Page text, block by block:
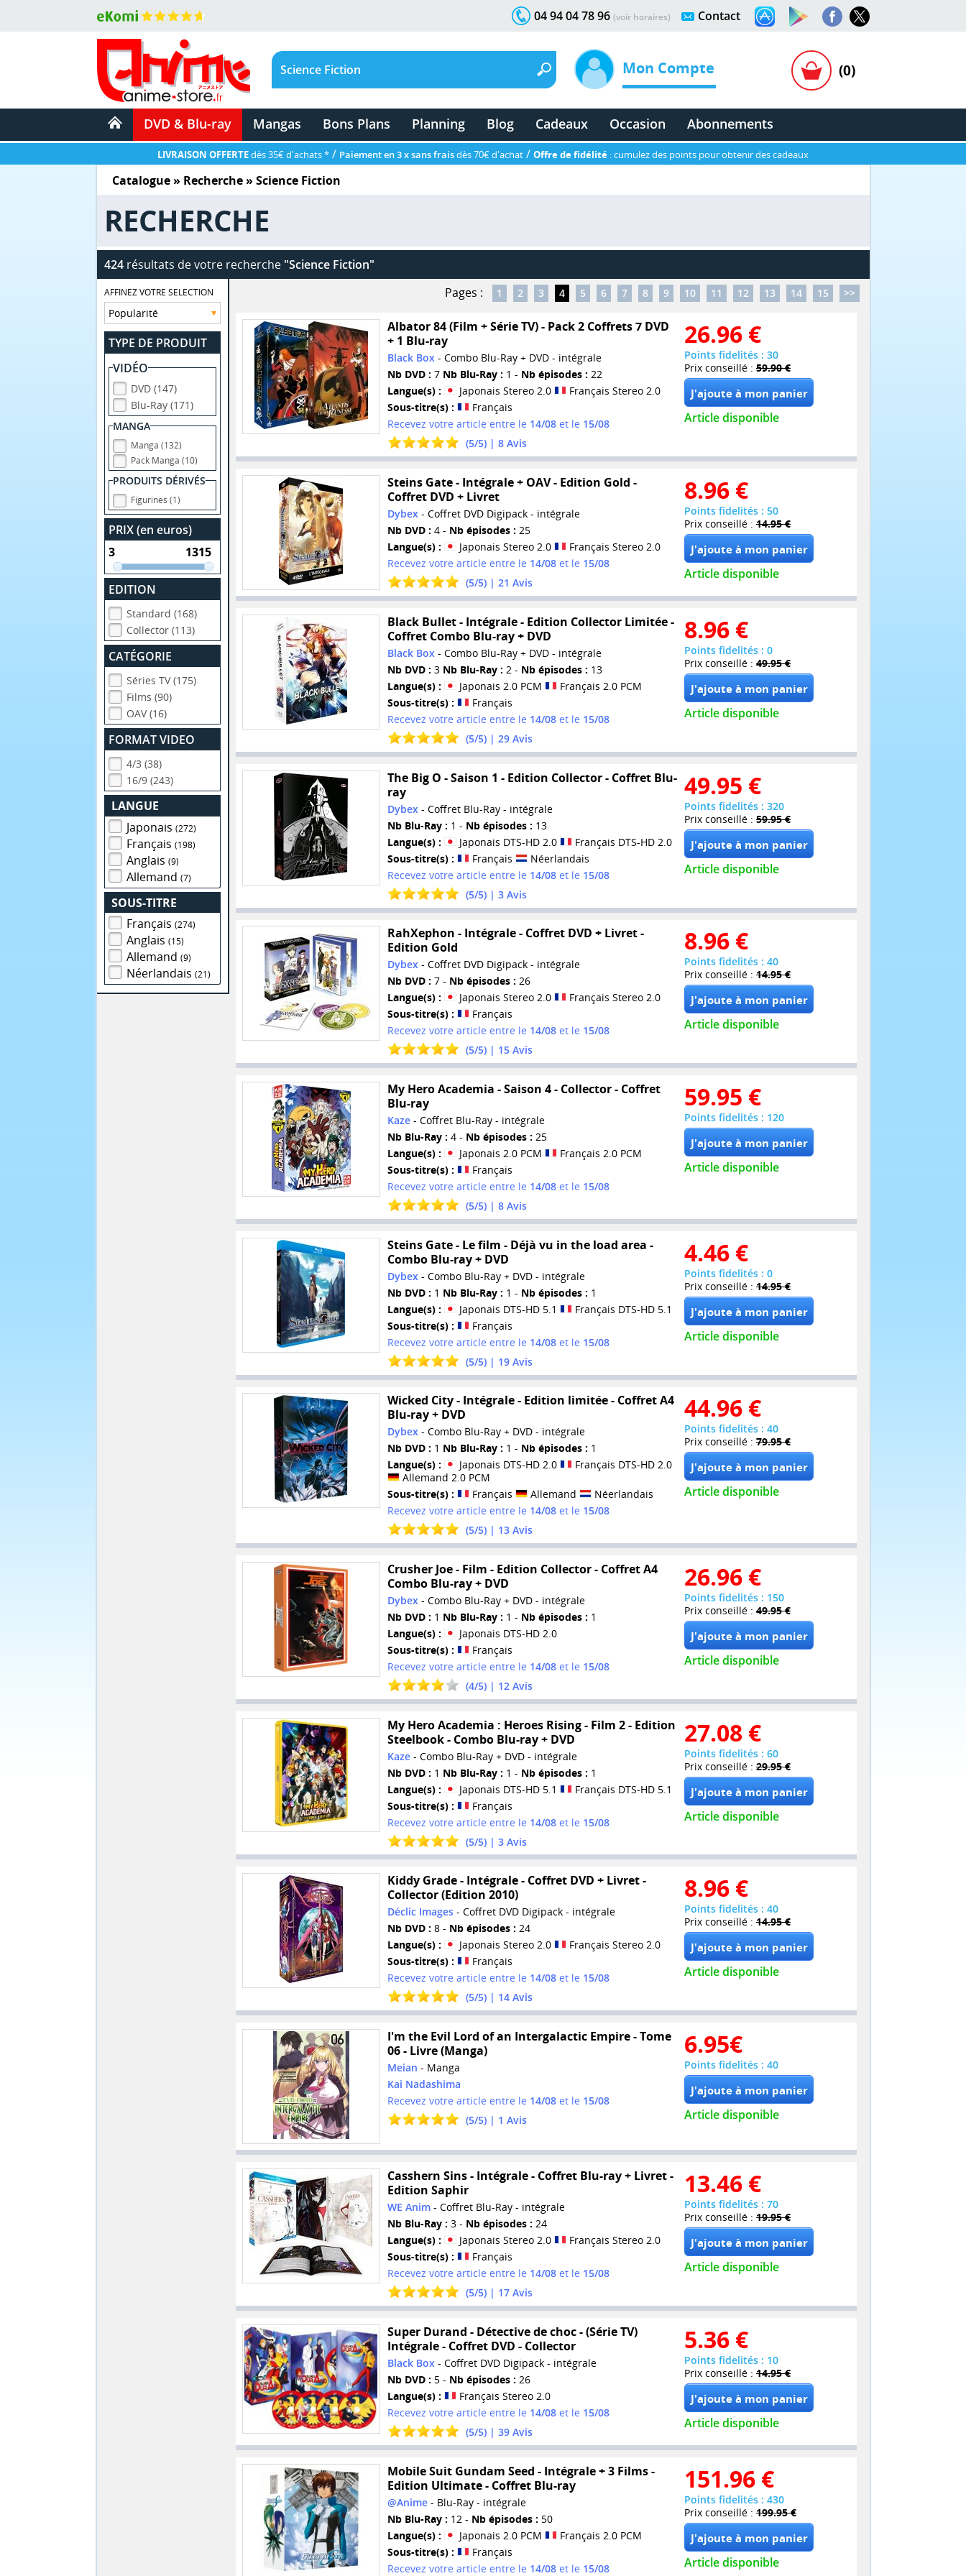
Contact
04 94 04 78 96 (voir horaires)
Mon Compte (0)
DVD & Blu-ray Mangas Bons Plans Planning Blog Cadeaux Occasion Abonnements
LIVRAISON OFFERTEdès 35€ d'achats * / Paiement en 3 x sans fraisdès 70€ d'achat / Offre de fidélité : cumulez des points pour obtenir des cadeaux
Catalogue» Recherche » Science Fiction
RECHERCHE
424résultats de votre recherche "Science Fiction"
AFFINEZ VOTRE SELECTION
TYPE DE PRODUIT
VIDÉO
DVD (147)
Blu-Ray (171)
MANGA
Manga (132)
Pack Manga (10)
PRODUITS DÉRIVÉS
Figurines (1)
PRIX (en euros)
EDITION
Standard (168)
Collector (113)
CATÉGORIE
Séries TV (175)
Films (90)
OAV (16)
FORMAT VIDEO
4/3 (38)
16/9 (243)
LANGUE
Japonais(272)
Français(198)
Anglais(9)
Allemand(7)
SOUS-TITRE
Français(274)
Anglais(15)
Allemand(9)
Néerlandais(21)
Pages : 1 2 3 4 5 6 7 8 9 10 11 12 13 14 15 >>
Albator 84 (Film + Série TV) - Pack 2 Coffrets 7 DVD
+ 1 Blu-ray
Black Box- Combo Blu-Ray + DVD - intégrale
Nb DVD : 7 Nb Blu-Ray : 1 - Nb épisodes : 22
Langue(s) :
Japonais Stereo 2.0
Français Stereo 2.0
Sous-titre(s) :
Français
Recevez votre article entre le 14/08et le 15/08
(5/5) | 8Avis
26.96 €
Points fidelités : 30
Prix conseillé : 59.90 €
Article disponible
Steins Gate - Intégrale + OAV - Edition Gold -
Coffret DVD + Livret
Dybex- Coffret DVD Digipack - intégrale
Nb DVD : 4 - Nb épisodes : 25
Langue(s) :
Japonais Stereo 2.0
Français Stereo 2.0
Recevez votre article entre le 14/08et le 15/08
(5/5) | 21 Avis
8.96 €
Points fidelités : 50
Prix conseillé : 14.95 €
Article disponible
Black Bullet - Intégrale - Edition Collector Limitée -
Coffret Combo Blu-ray + DVD
Black Box- Combo Blu-Ray + DVD - intégrale
Nb DVD : 3 Nb Blu-Ray : 2 - Nb épisodes : 13
Langue(s) :
Japonais 2.0 PCM
Français 2.0 PCM
Sous-titre(s) :
Français
Recevez votre article entre le 14/08et le 15/08
(5/5) | 29Avis
8.96 €
Points fidelités : 0
Prix conseillé : 49.95 €
Article disponible
The Big O - Saison 1 - Edition Collector - Coffret Blu-
ray
Dybex- Coffret Blu-Ray - intégrale
Nb Blu-Ray : 1 - Nb épisodes : 13
Langue(s) :
Japonais DTS-HD 2.0
Français DTS-HD 2.0
Sous-titre(s) :
Français
Néerlandais
Recevez votre article entre le 14/08et le 15/08
(5/5) | 3Avis
49.95 €
Points fidelités : 320
Prix conseillé : 59.95 €
Article disponible
RahXephon - Intégrale - Coffret DVD + Livret -
Edition Gold
Dybex- Coffret DVD Digipack - intégrale
Nb DVD : 7 - Nb épisodes : 26
Langue(s) :
Japonais Stereo 2.0
Français Stereo 2.0
Sous-titre(s) :
Français
Recevez votre article entre le 14/08et le 15/08
(5/5) | 15Avis
8.96 €
Points fidelités : 40
Prix conseillé : 14.95 €
Article disponible
My Hero Academia - Saison 4 - Collector - Coffret
Blu-ray
Kaze- Coffret Blu-Ray - intégrale
Nb Blu-Ray : 4 - Nb épisodes : 25
Langue(s) :
Japonais 2.0 PCM
Français 2.0 PCM
Sous-titre(s) :
Français
Recevez votre article entre le 14/08et le 15/08
(5/5) | 8Avis
59.95 €
Points fidelités : 120
Article disponible
Steins Gate - Le film - Déjà vu in the load area -
Combo Blu-ray + DVD
Dybex - Combo Blu-Ray + DVD - intégrale
Nb DVD : 1 Nb Blu-Ray : 1 - Nb épisodes : 1
Langue(s) :
Japonais DTS-HD 5.1
Français DTS-HD 5.1
Sous-titre(s) :
Français
Recevez votre article entre le 14/08et le 15/08
(5/5) | 19Avis
4.46 €
Points fidelités : 0
Prix conseillé : 14.95 €
Article disponible
Wicked City - Intégrale - Edition limitée - Coffret A4
Blu-ray + DVD
Dybex- Combo Blu-Ray + DVD - intégrale
Nb DVD : 1 Nb Blu-Ray : 1 - Nb épisodes : 1
Langue(s) :
Japonais DTS-HD 2.0
Français DTS-HD 2.0
Allemand 2.0 PCM
Sous-titre(s) :
Français Allemand
Néerlandais
Recevez votre article entre le 14/08et le 15/08
(5/5) | 13Avis
44.96 €
Points fidelités : 40
Prix conseillé : 79.95 €
Article disponible
Crusher Joe - Film - Edition Collector - Coffret A4
Combo Blu-ray + DVD
Dybex- Combo Blu-Ray + DVD - intégrale
Nb DVD : 1 Nb Blu-Ray : 1 - Nb épisodes : 1
Langue(s) :
Japonais DTS-HD 2.0
Sous-titre(s) :
Français
Recevez votre article entre le 14/08et le 15/08
(4/5) | 12Avis
26.96 €
Points fidelités : 150
Prix conseillé : 49.95 €
Article disponible
My Hero Academia : Heroes Rising - Film 2 - Edition
Steelbook - Combo Blu-ray + DVD
Kaze- Combo Blu-Ray + DVD - intégrale
Nb DVD : 1 Nb Blu-Ray : 1 - Nb épisodes : 1
Langue(s) :
Japonais DTS-HD 5.1
Français DTS-HD 5.1
Sous-titre(s) :
Français
Recevez votre article entre le 14/08et le 15/08
(5/5) | 3Avis
27.08 €
Points fidelités : 60
Prix conseillé : 29.95 €
Article disponible
Kiddy Grade - Intégrale - Coffret DVD + Livret -
Collector (Edition 2010)
Déclic Images- Coffret DVD Digipack - intégrale
Nb DVD : 8 - Nb épisodes : 24
Langue(s) :
Japonais Stereo 2.0
Français Stereo 2.0
Sous-titre(s) :
Français
Recevez votre article entre le 14/08et le 15/08
(5/5) | 14Avis
8.96 €
Points fidelités : 40
Prix conseillé : 14.95 €
Article disponible
I'm the Evil Lord of an Intergalactic Empire - Tome
06 - Livre (Manga)
Meian - Manga
Kai Nadashima
Recevez votre article entre le 14/08et le 15/08
(5/5) | 1 Avis
6.95€
Points fidelités : 40
Article disponible
Casshern Sins - Intégrale - Coffret Blu-ray + Livret -
Edition Saphir
WE Anim- Coffret Blu-Ray - intégrale
Nb Blu-Ray : 3 - Nb épisodes : 24
Langue(s) :
Japonais Stereo 2.0
Français Stereo 2.0
Sous-titre(s) :
Français
Recevez votre article entre le 14/08et le 15/08
(5/5) | 17Avis
13.46 €
Points fidelités : 70
Prix conseillé : 19.95 €
Article disponible
Super Durand - Détective de choc - (Série TV)
Intégrale - Coffret DVD - Collector
Black Box- Coffret DVD Digipack - intégrale
Nb DVD : 5 - Nb épisodes : 26
Langue(s) :
Français Stereo 2.0
Recevez votre article entre le 14/08et le 15/08
(5/5) | 39Avis
5.36 €
Points fidelités : 10
Prix conseillé : 14.95 €
Article disponible
Mobile Suit Gundam Seed - Intégrale + 3 Films -
Edition Ultimate - Coffret Blu-ray
@Anime- Blu-Ray - intégrale
Nb Blu-Ray : 12 - Nb épisodes : 50
Langue(s) :
Japonais 2.0 PCM
Français 2.0 PCM
Sous-titre(s) :
Français
Recevez votre article entre le 14/08et le 15/08
151.96 €
Points fidelités : 430
Prix conseillé : 199.95 €
Article disponible